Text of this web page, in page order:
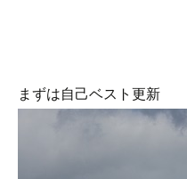
まずは自己ベスト更新